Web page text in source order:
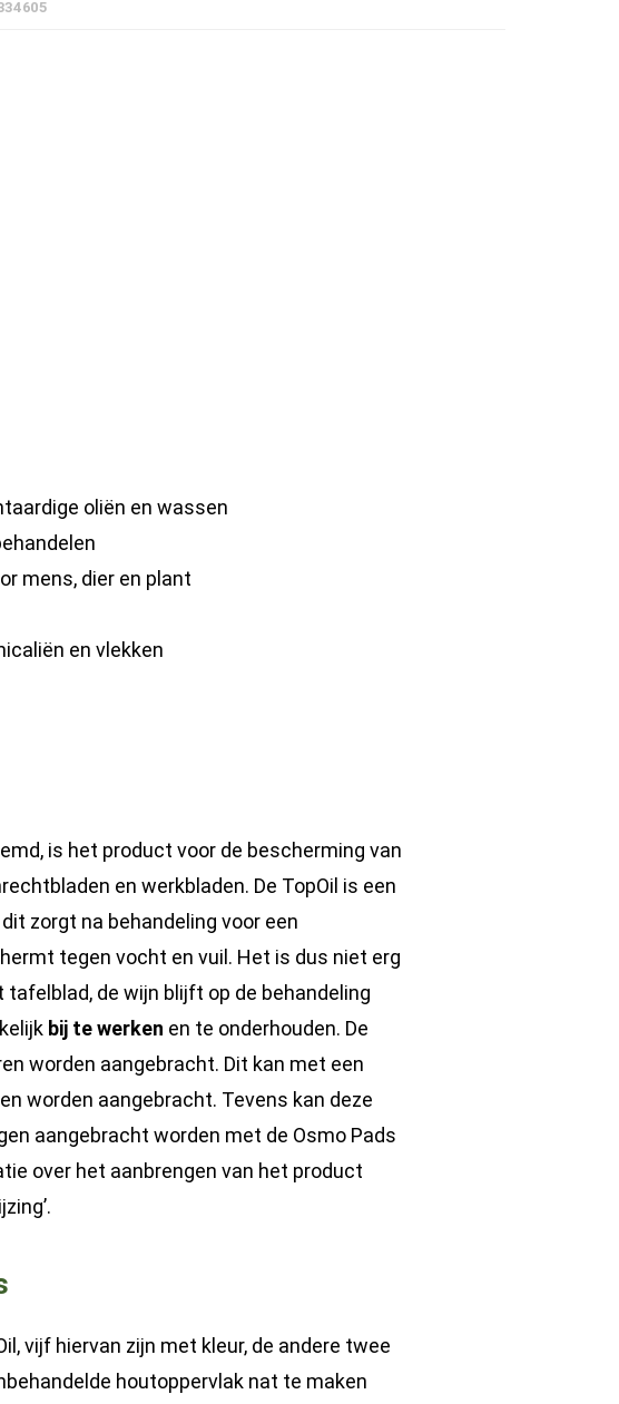
oliën en wassen
mens, dier en plant
en vlekken
is het product voor de bescherming van
en werkbladen. De TopOil is een
zorgt na behandeling voor een
tegen vocht en vuil. Het is dus niet erg
de wijn blijft op de behandeling
bij te werken en te onderhouden. De
worden aangebracht. Dit kan met een
worden aangebracht. Tevens kan deze
aangebracht worden met de Osmo Pads
over het aanbrengen van het product
vijf hiervan zijn met kleur, de andere twee
houtoppervlak nat te maken